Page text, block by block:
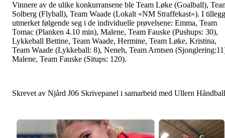
Vinnere av de ulike konkurransene ble Team Løke (Goalball),
Solberg (Flyball), Team Waade (Lokalt «NM Straffekast»). I tillegg
utmerket følgende seg i de individuelle prøvelsene: Emma, Team
Tomac (Planken 4.10 min), Malene, Team Fauske (Pushups: 30),
Lykkeball Bettine, Team Waade, Hermine, Team Løke, Kristina,
Team Waade (Lykkeball: 8), Neneh, Team Arntsen
Malene, Team Fauske (Situps: 120).
Skrevet av Njård J06 Skrivepanel i samarbeid med Ullern